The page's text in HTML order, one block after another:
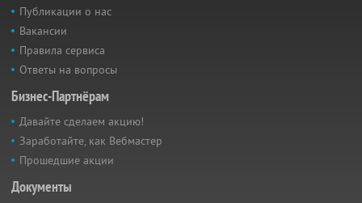
Публикации о нас
Вакансии
Правила сервиса
Ответы на вопросы
Бизнес-Партнёрам
Давайте сделаем акцию!
Заработайте, как Вебмастер
Прошедшие акции
Документы